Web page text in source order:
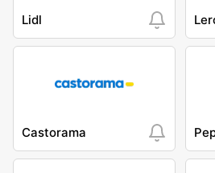
Lidl
Castorama